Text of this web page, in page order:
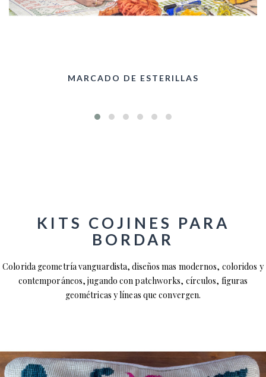
MARCADO DE ESTERILLAS
KITS COJINES PARA
BORDAR
Colorida geometría vanguardista, diseños mas modernos, coloridos y
contemporáneos, jugando con patchworks, círculos, figuras
geométricas y líneas que convergen.